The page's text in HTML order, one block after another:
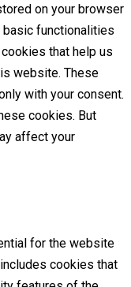
on your browser
functionalities
that help us
website. These
with your consent.
cookies. But
affect your
for the website
cookies that